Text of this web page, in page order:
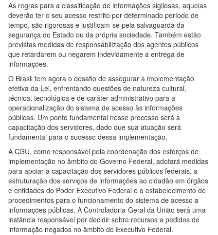
As regras para a classificação de informações sigilosas, aquelas
deverão ter o seu acesso restrito por determinado período de
tempo, são rigorosas e justificam-se pela salvaguarda da
segurança do Estado ou da própria sociedade. Também estão
previstas medidas de responsabilização dos agentes públicos
que retardarem ou negarem indevidamente a entrega de
informações.
O Brasil tem agora o desafio de assegurar a implementação
efetiva da Lei, enfrentando questões de natureza cultural,
técnica, tecnológica e de caráter administrativo para a
operacionalização do sistema de acesso às informações
públicas. Um ponto fundamental nesse processo será a
capacitação dos servidores, dado que sua atuação será
fundamental para o sucesso dessa implementação.
A CGU, como responsável pela coordenação dos esforços de
implementação no âmbito do Governo Federal, adotará medidas
para apoiar a capacitação dos servidores públicos federais, a
estruturação dos serviços de informações ao cidadão em órgãos
e entidades do Poder Executivo Federal e o estabelecimento de
procedimentos para o funcionamento do sistema de acesso a
informações públicas. A Controladoria-Geral da União será uma
instância responsável por decidir sobre recursos a pedidos de
informação negados no âmbito do Executivo Federal.